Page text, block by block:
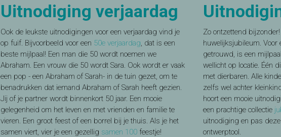
Uitnodiging verjaardag
Ook de leukste uitnodigingen voor een verjaardag vind je
op fuif. Bijvoorbeeld voor een 50e verjaardag, dat is een
beste mijlpaal! Een man die 50 wordt noemen we
Abraham. Een vrouw die 50 wordt Sara. Ook wordt er vaak
een pop - een Abraham of Sarah- in de tuin gezet, om te
benadrukken dat iemand Abraham of Sarah heeft gezien.
Jij of je partner wordt binnenkort 50 jaar. Een mooie
gelegenheid om het leven en met vrienden en familie te
vieren. Een groot feest of een borrel bij je thuis. Als je het
samen viert, vier je een gezellig samen 100 feestje!
Zo ontzettend
huwelijksjubileum. Voor
getrouwd, is een
wellicht op locatie. Één
met dierbaren. Alle
zelfs wel achter
hoort een mooie
een prachtige collectie
uitnodiging en pas
ontwerptool.